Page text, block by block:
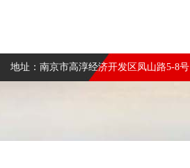
地址：南京市高淳经济开发区凤山路5-8号